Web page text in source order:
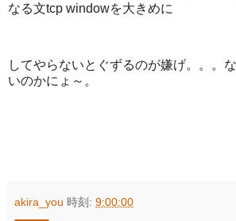
なる文tcp windowを大きめに
してやらないとぐずるのが嫌げ。。。
いのかにょ～。
akira_you 時刻: 9:00:00